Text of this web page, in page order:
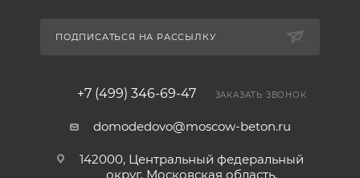
ПОДПИСАТЬСЯ НА РАССЫЛКУ
+7 (499) 346-69-47 ЗАКАЗАТЬ ЗВОНОК
domodedovo@moscow-beton.ru
142000, Центральный федеральный
округ, Московская область,